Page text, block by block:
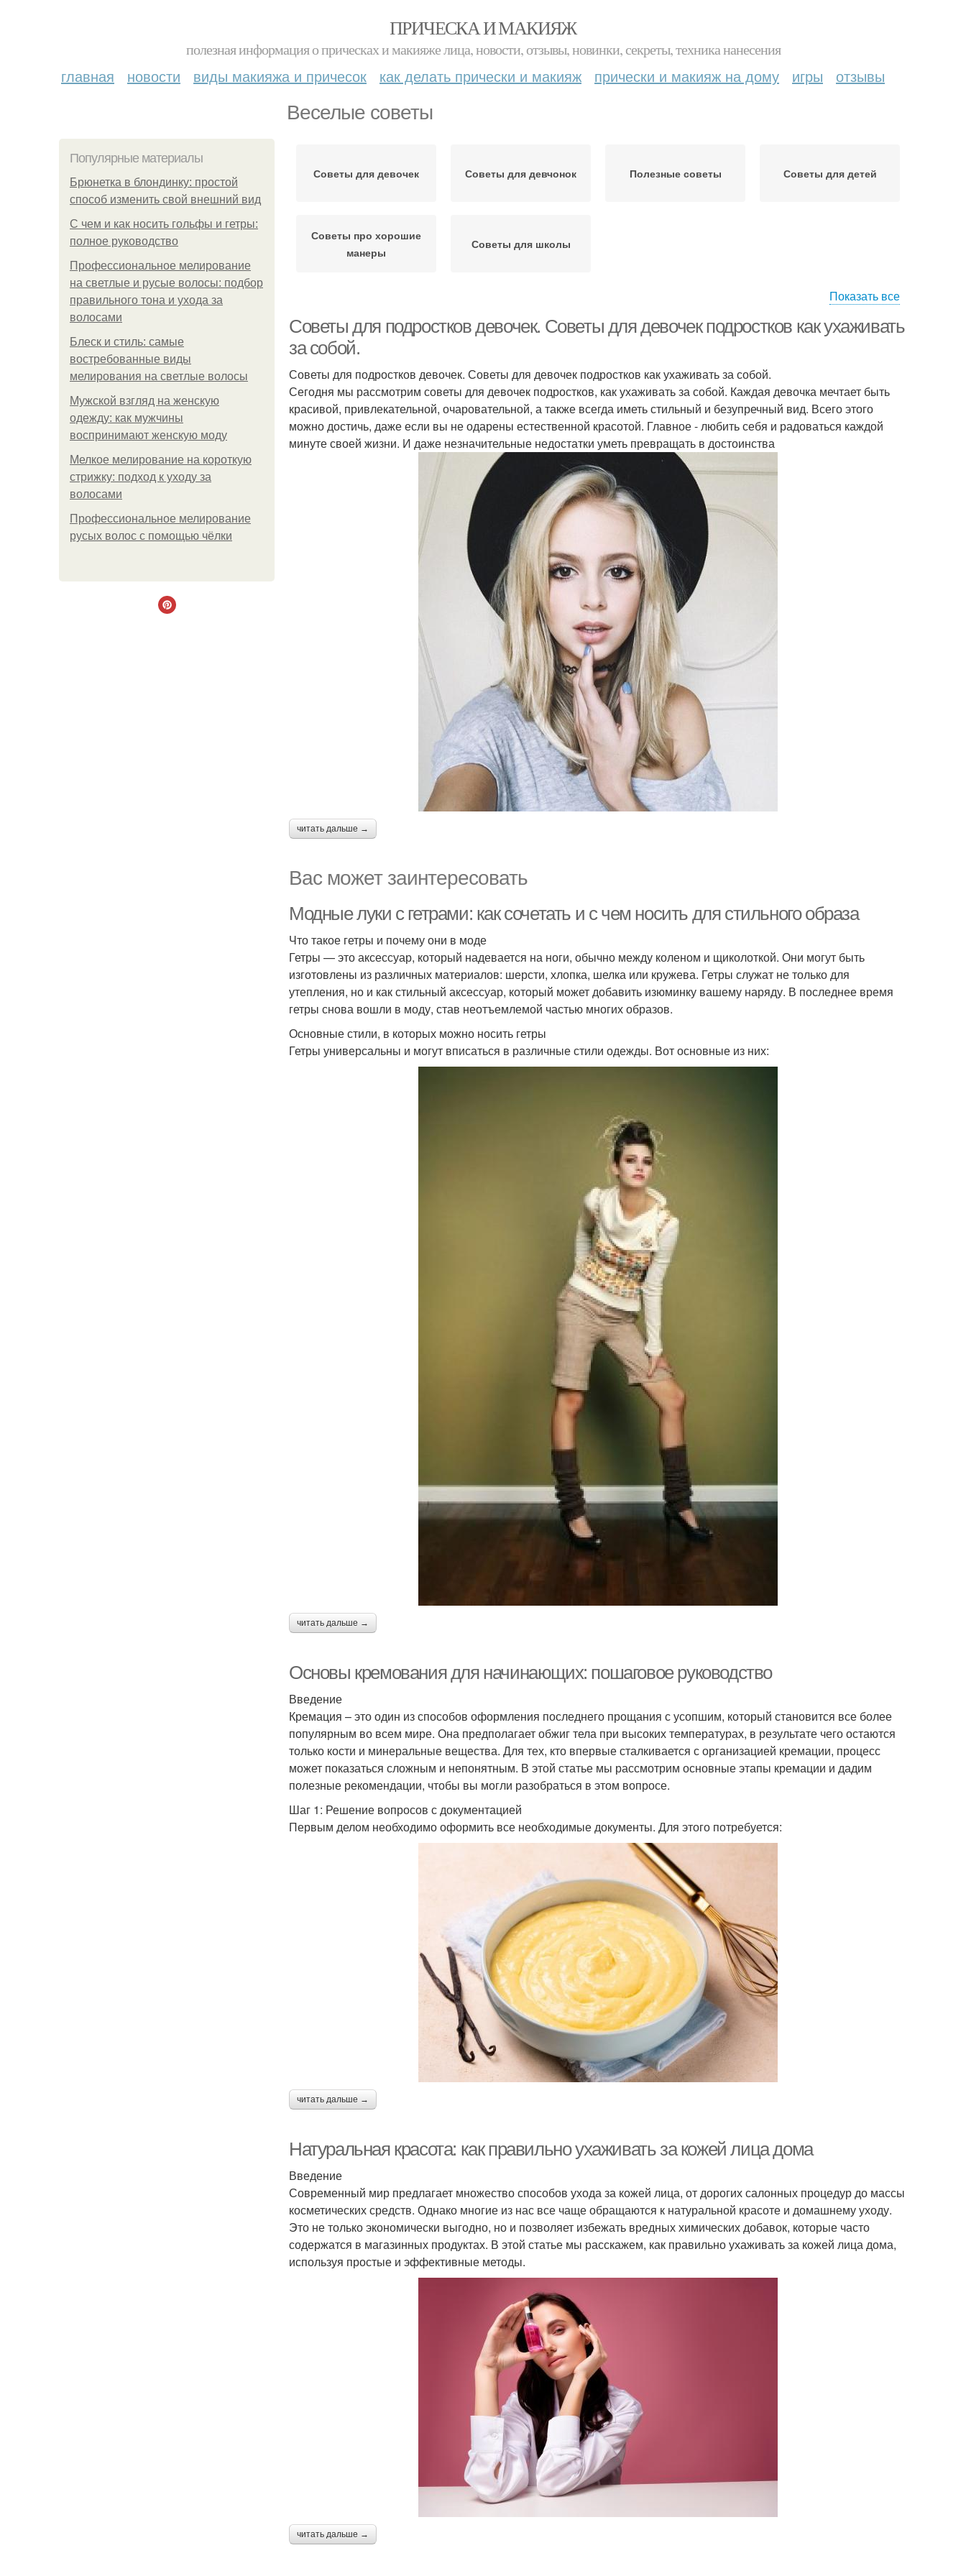
ПРИЧЕСКА И МАКИЯЖ
полезная информация о прическах и макияже лица, новости, отзывы, новинки, секреты, техника нанесения
главная новости виды макияжа и причесок как делать прически и макияж прически и макияж на дому игры отзывы
Веселые советы
Популярные материалы
Брюнетка в блондинку: простой
способ изменить свой внешний вид
С чем и как носить гольфы и гетры:
полное руководство
Профессиональное мелирование
на светлые и русые волосы: подбор
правильного тона и ухода за
волосами
Блеск и стиль: самые
востребованные виды
мелирования на светлые волосы
Мужской взгляд на женскую
одежду: как мужчины
воспринимают женскую моду
Мелкое мелирование на короткую
стрижку: подход к уходу за
волосами
Профессиональное мелирование
русых волос с помощью чёлки
Советы для девочек Советы для девчонок Полезные советы Советы для детей
Советы про хорошие
манеры
Советы для школы
Показать все
Советы для подростков девочек. Советы для девочек подростков как ухаживать
за собой.
Советы для подростков девочек. Советы для девочек подростков как ухаживать за собой.
Сегодня мы рассмотрим советы для девочек подростков, как ухаживать за собой. Каждая девочка мечтает быть
красивой, привлекательной, очаровательной, а также всегда иметь стильный и безупречный вид. Всего этого
можно достичь, даже если вы не одарены естественной красотой. Главное - любить себя и радоваться каждой
минуте своей жизни. И даже незначительные недостатки уметь превращать в достоинства
читать дальше →
Вас может заинтересовать
Модные луки с гетрами: как сочетать и с чем носить для стильного образа
Что такое гетры и почему они в моде
Гетры — это аксессуар, который надевается на ноги, обычно между коленом и щиколоткой. Они могут быть
изготовлены из различных материалов: шерсти, хлопка, шелка или кружева. Гетры служат не только для
утепления, но и как стильный аксессуар, который может добавить изюминку вашему наряду. В последнее время
гетры снова вошли в моду, став неотъемлемой частью многих образов.
Основные стили, в которых можно носить гетры
Гетры универсальны и могут вписаться в различные стили одежды. Вот основные из них:
читать дальше →
Основы кремования для начинающих: пошаговое руководство
Введение
Кремация – это один из способов оформления последнего прощания с усопшим, который становится все более
популярным во всем мире. Она предполагает обжиг тела при высоких температурах, в результате чего остаются
только кости и минеральные вещества. Для тех, кто впервые сталкивается с организацией кремации, процесс
может показаться сложным и непонятным. В этой статье мы рассмотрим основные этапы кремации и дадим
полезные рекомендации, чтобы вы могли разобраться в этом вопросе.
Шаг 1: Решение вопросов с документацией
Первым делом необходимо оформить все необходимые документы. Для этого потребуется:
читать дальше →
Натуральная красота: как правильно ухаживать за кожей лица дома
Введение
Современный мир предлагает множество способов ухода за кожей лица, от дорогих салонных процедур до массы
косметических средств. Однако многие из нас все чаще обращаются к натуральной красоте и домашнему уходу.
Это не только экономически выгодно, но и позволяет избежать вредных химических добавок, которые часто
содержатся в магазинных продуктах. В этой статье мы расскажем, как правильно ухаживать за кожей лица дома,
используя простые и эффективные методы.
читать дальше →